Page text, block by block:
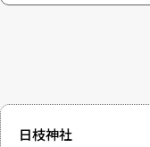
日枝神社